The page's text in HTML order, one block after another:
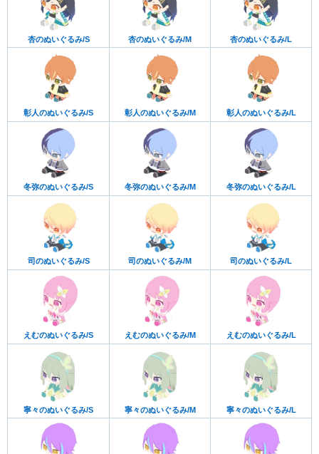
杏のぬいぐるみ/S 杏のぬいぐるみ/M 杏のぬいぐるみ/L
彰人のぬいぐるみ/S 彰人のぬいぐるみ/M 彰人のぬいぐるみ/L
冬弥のぬいぐるみ/S 冬弥のぬいぐるみ/M 冬弥のぬいぐるみ/L
司のぬいぐるみ/S 司のぬいぐるみ/M 司のぬいぐるみ/L
えむのぬいぐるみ/S えむのぬいぐるみ/M えむのぬいぐるみ/L
寧々のぬいぐるみ/S 寧々のぬいぐるみ/M 寧々のぬいぐるみ/L